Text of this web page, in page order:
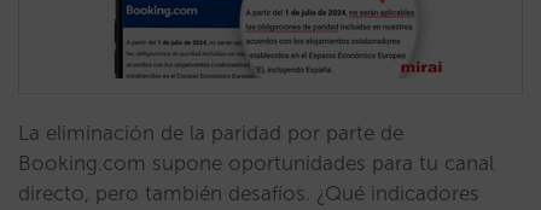
La eliminación de la paridad por parte de
Booking.com supone oportunidades para tu canal
directo, pero también desafíos. ¿Qué indicadores